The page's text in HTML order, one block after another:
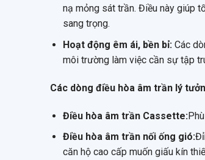
nạ mỏng sát trần. Điều này giúp
sang trọng.
Hoạt động êm ái, bền bỉ:Các
môi trường làm việc cần sự tập
Các dòng điều hòa âm trần lý
Điều hòa âm trần Cassette:
Điều hòa âm trần nối ống gió:
căn hộ cao cấp muốn giấu kín